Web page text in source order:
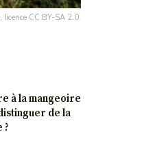
licence CC BY-SA 2.0.
à la mangeoire
de la
?